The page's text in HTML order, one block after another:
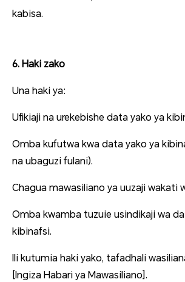
kabisa.
6. Haki zako
Una haki ya:
Ufikiaji na urekebishe data yako ya
Omba kufutwa kwa data yako ya
na ubaguzi fulani).
Chagua mawasiliano ya uuzaji wakati
Omba kwamba tuzuie usindikaji wa
kibinafsi.
Ili kutumia haki yako, tafadhali
[Ingiza Habari ya Mawasiliano].